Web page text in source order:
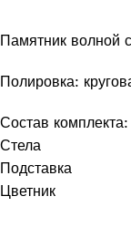
Памятник волной
Полировка:
Состав комплекта:
Стела
Подставка
Цветник